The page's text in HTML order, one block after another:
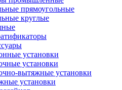
прямоугольные
круглые
установки
установки
вытяжные установки
установки